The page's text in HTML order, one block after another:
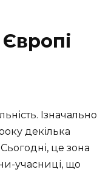
Ізначально
декілька
це зона
учасниці, що